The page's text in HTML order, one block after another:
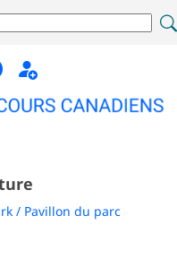
/ Pavillon du parc